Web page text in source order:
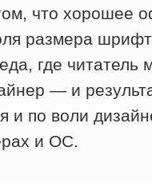
что хорошее
размера
где читатель
— и
и по воли
и ОС.